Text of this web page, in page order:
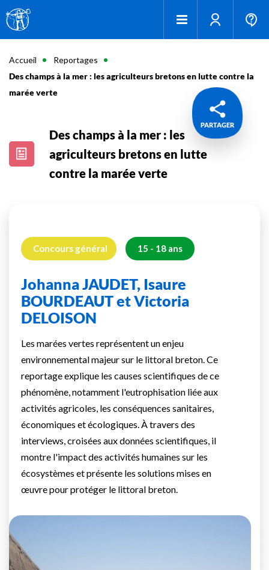
Accueil
Reportages
Des champs à la mer : les agriculteurs bretons en lutte contre la
marée verte
PARTAGER
Des champs à la mer : les
agriculteurs bretons en lutte
contre la marée verte
Concours général 15 - 18 ans
Johanna JAUDET, Isaure
BOURDEAUT et Victoria
DELOISON
Les marées vertes représentent un enjeu
environnemental majeur sur le littoral breton. Ce
reportage explique les causes scientifiques de ce
phénomène, notamment l'eutrophisation liée aux
activités agricoles, les conséquences sanitaires,
économiques et écologiques. À travers des
interviews, croisées aux données scientifiques, il
montre l'impact des activités humaines sur les
écosystèmes et présente les solutions mises en
œuvre pour protéger le littoral breton.